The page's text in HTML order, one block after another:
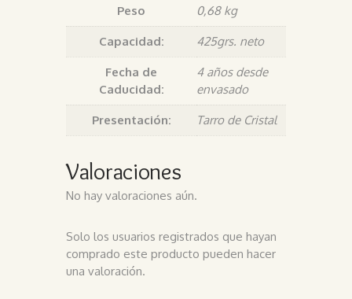
Peso 0,68 kg
Capacidad: 425grs. neto
Fecha de
Caducidad:
4 años desde
envasado
Presentación: Tarro de Cristal
Valoraciones
No hay valoraciones aún.
Solo los usuarios registrados que hayan
comprado este producto pueden hacer
una valoración.